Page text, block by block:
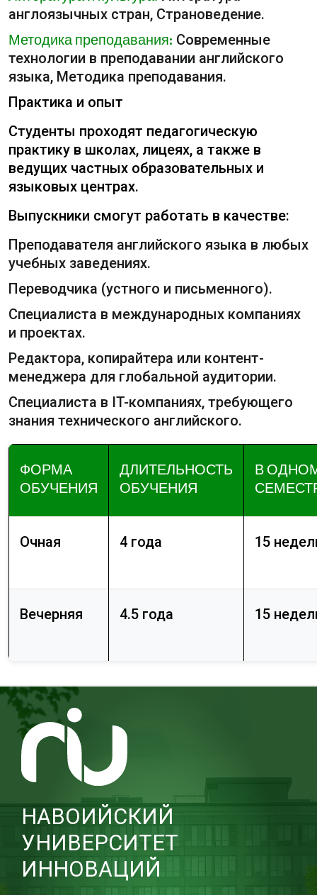
англоязычных стран, Страноведение.
Методика преподавания: Современные
технологии в преподавании английского
языка, Методика преподавания.
Практика и опыт
Студенты проходят педагогическую
практику в школах, лицеях, а также в
ведущих частных образовательных и
языковых центрах.
Выпускники смогут работать в качестве:
Преподавателя английского языка в любых
учебных заведениях.
Переводчика (устного и письменного).
Специалиста в международных компаниях
и проектах.
Редактора, копирайтера или контент-
менеджера для глобальной аудитории.
Специалиста в IT-компаниях, требующего
знания технического английского.
ФОРМА
ОБУЧЕНИЯ
ДЛИТЕЛЬНОСТЬ
ОБУЧЕНИЯ
В
Очная 4 года 15
Вечерняя 4.5 года 15
НАВОИЙСКИЙ
УНИВЕРСИТЕТ
ИННОВАЦИЙ